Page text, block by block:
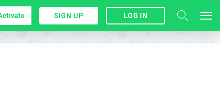
SIGN UP LOG IN